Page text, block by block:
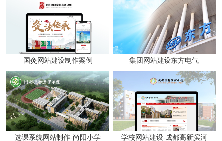
国灸网站建设制作案例 集团网站建设东方电气
选课系统网站制作-尚阳小学
学校网站建设-成都高新滨河